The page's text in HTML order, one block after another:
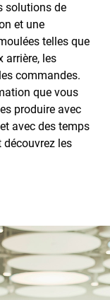
solutions de
et une
telles que
arrière, les
commandes.
que vous
produire avec
avec des temps
découvrez les